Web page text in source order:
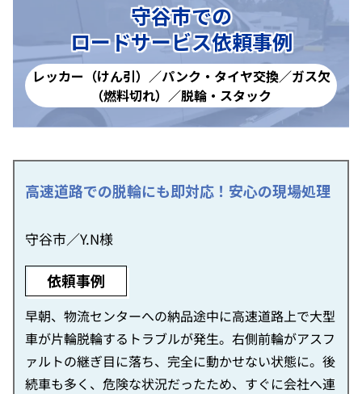
守谷市での
ロードサービス依頼事例
レッカー（けん引）／パンク・タイヤ交換／ガス欠
（燃料切れ）／脱輪・スタック
高速道路での脱輪にも即対応！安心の現場処理
守谷市／Y.N様
依頼事例
早朝、物流センターへの納品途中に高速道路上で大型
車が片輪脱輪するトラブルが発生。右側前輪がアスフ
ァルトの継ぎ目に落ち、完全に動かせない状態に。後
続車も多く、危険な状況だったため、すぐに会社へ連